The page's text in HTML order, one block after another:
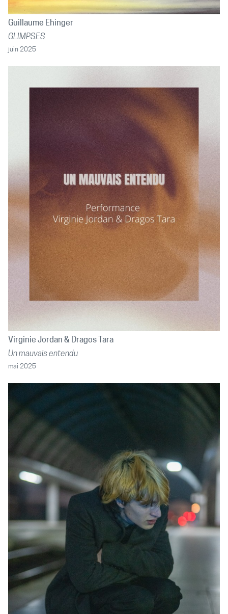
Guillaume Ehinger
GLIMPSES
juin 2025
Virginie Jordan
Dragos Tara
Un mauvais entendu
mai 2025